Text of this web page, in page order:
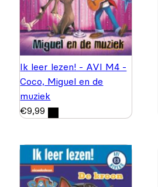
Ik leer lezen! - AVI M4 -
Coco, Miguel en de
muziek
€9,99